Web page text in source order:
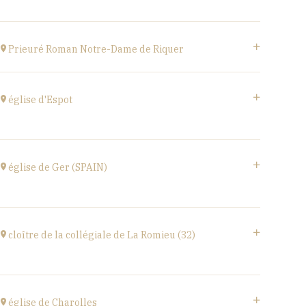
at18H00
Buy your tickets
Prieuré Roman Notre-Dame de Riquer
at 21H00
église d'Espot
SPAIN
at19H00
église de Ger (SPAIN)
Plaça d'Andreu Xandri, 17539 Ger (SPAIN)
at19H00
cloître de la collégiale de La Romieu (32)
rue du docteur Lucante, 32480 La Romieu
église de Charolles